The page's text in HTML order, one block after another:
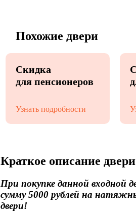
Похожие двери
Скидка
для пенсионеров
Узнать подробности
Краткое описание
При покупке данной входной
сумму 5000 рублей на
двери!